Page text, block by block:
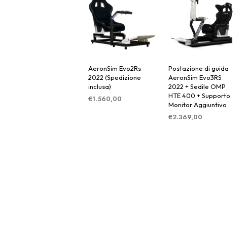
AeronSim Evo2Rs
2022 (Spedizione
inclusa)
€1.560,00
Postazione di guida
AeronSim Evo3RS
2022 + Sedile OMP
HTE 400 + Supporto
Monitor Aggiuntivo
€2.369,00